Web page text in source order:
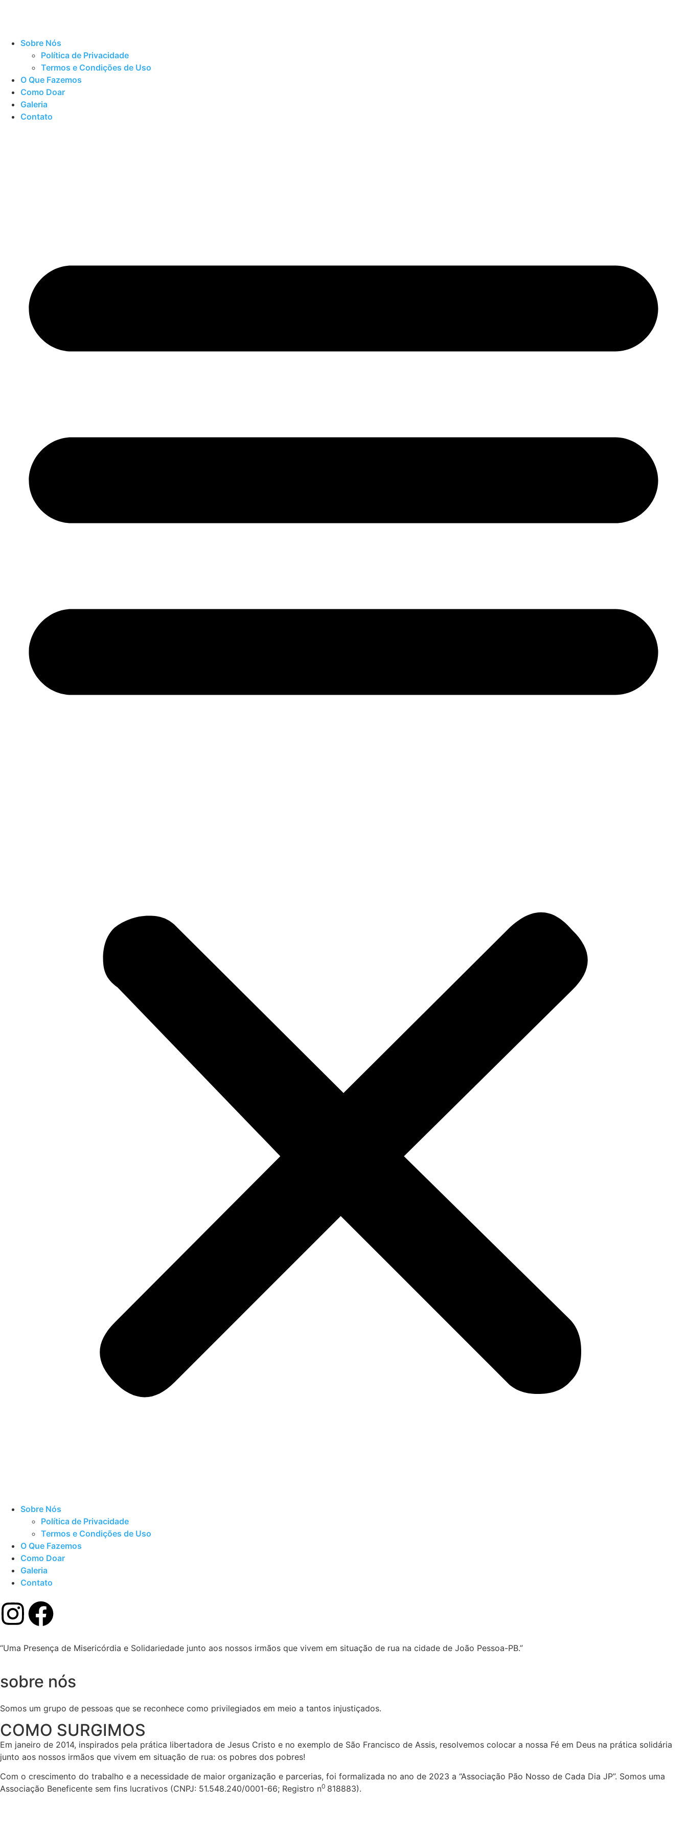
Sobre Nós
Política de Privacidade
Termos e Condições de Uso
O Que Fazemos
Como Doar
Galeria
Contato
Sobre Nós
Política de Privacidade
Termos e Condições de Uso
O Que Fazemos
Como Doar
Galeria
Contato
“Uma Presença de Misericórdia e Solidariedade junto aos nossos irmãos que vivem em situação de rua na cidade de João Pessoa-PB.”
sobre nós
Somos um grupo de pessoas que se reconhece como privilegiados em meio a tantos injustiçados.
COMO SURGIMOS
Em janeiro de 2014, inspirados pela prática libertadora de Jesus Cristo e no exemplo de São Francisco de Assis, resolvemos colocar a nossa Fé em Deus na prática solidária
junto aos nossos irmãos que vivem em situação de rua: os pobres dos pobres!
Com o crescimento do trabalho e a necessidade de maior organização e parcerias, foi formalizada no ano de 2023 a “Associação Pão Nosso de Cada Dia JP”. Somos uma
Associação Beneficente sem fins lucrativos (CNPJ: 51.548.240/0001-66; Registro n0 818883).